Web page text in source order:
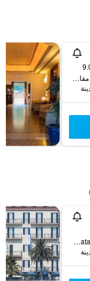
Via Gramsci 2/4, ألاسيو, مقاطعة سافونا, إيطاليا
Via Privata Francesco Bogliolo 25, ألاسيو, مقاطعة سافونا, إيطاليا